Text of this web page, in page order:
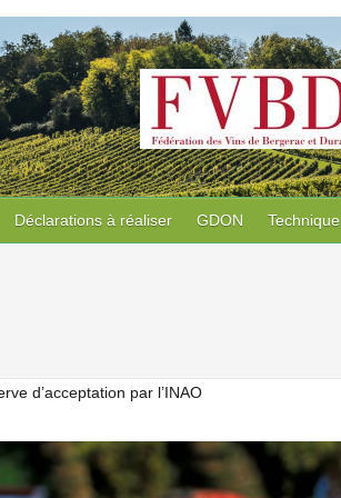
Déclarations à réaliser GDON Technique
d’acceptation par l’INAO